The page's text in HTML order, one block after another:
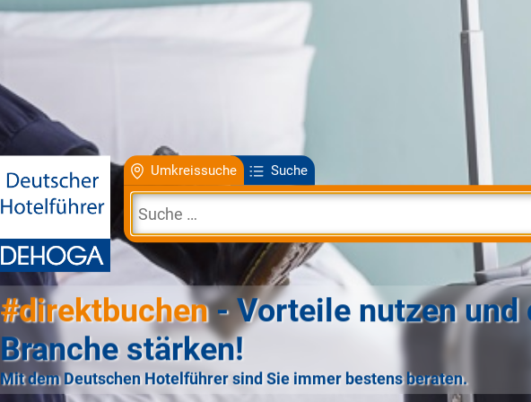
Umkreissuche Suche
#direktbuchen- Vorteile nutzen und
Branche stärken!
Mit dem Deutschen Hotelführer sind Sie immer bestens beraten.